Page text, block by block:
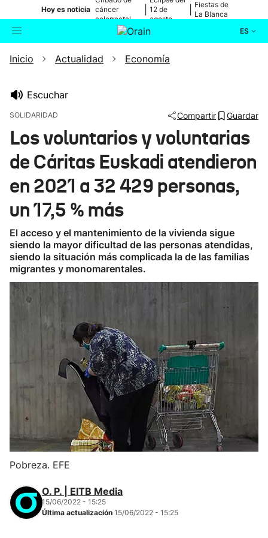
Hoy es noticia cáncer
colorrectal
12 de
agosto
Fiestas de
La Blanca
ES
Buscador Actualidad
Ikusmiran
Eguraldia
Inicio Actualidad Economía
Escuchar
SOLIDARIDAD Compartir Guardar
Los voluntarios y voluntarias
de Cáritas Euskadi atendieron
en 2021 a 32 429 personas,
un 17,5 % más
El acceso y el mantenimiento de la vivienda sigue
siendo la mayor dificultad de las personas atendidas,
siendo la situación más complicada la de las familias
migrantes y monomarentales.
Pobreza. EFE
O. P. | EITB Media
15/06/2022 - 15:25
Última actualización 15/06/2022 - 15:25